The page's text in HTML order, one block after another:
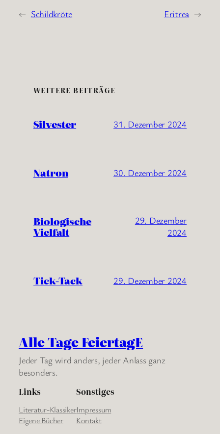
← Schildkröte Eritrea →
WEITERE BEITRÄGE
Silvester 31. Dezember 2024
Natron 30. Dezember 2024
Biologische
Vielfalt
29. Dezember
2024
Tick-Tack 29. Dezember 2024
Alle Tage FeiertagE
Jeder Tag wird anders, jeder Anlass ganz
besonders.
Links
Literatur-Klassiker
Eigene Bücher
Sonstiges
Impressum
Kontakt